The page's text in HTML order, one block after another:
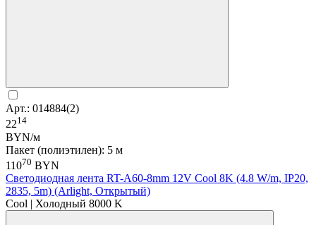
Арт.: 014884(2)
2214
BYN/м
Пакет (полиэтилен): 5 м
11070 BYN
Светодиодная лента RT-A60-8mm 12V Cool 8K (4.8 W/m, IP20,
2835, 5m) (Arlight, Открытый)
Cool | Холодный 8000 K